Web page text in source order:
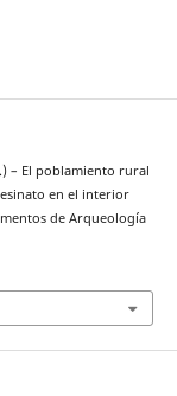
– El poblamiento rural
en el interior
de Arqueología